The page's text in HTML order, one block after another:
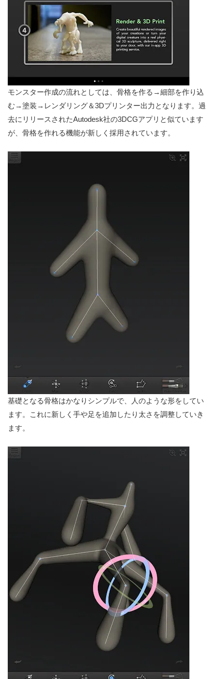
モンスター作成の流れとしては、骨格を作る→細部を作り込
む→塗装→レンダリング＆3Dプリンター出力となります。過
去にリリースされたAutodesk社の3DCGアプリと似ています
が、骨格を作れる機能が新しく採用されています。
基礎となる骨格はかなりシンプルで、人のような形をしてい
ます。これに新しく手や足を追加したり太さを調整していき
ます。